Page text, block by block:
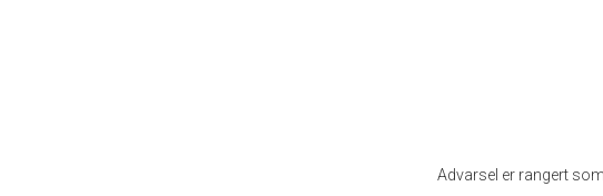
Advarsel er rangert